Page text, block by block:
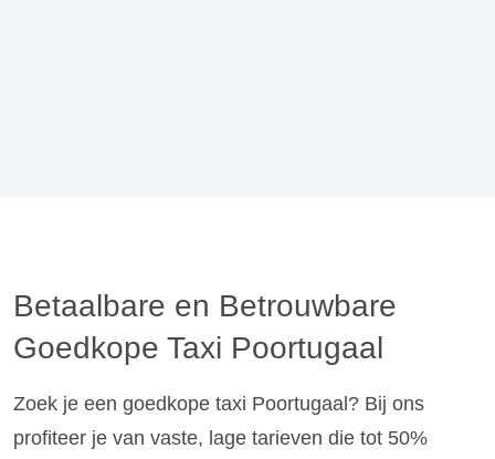
Betaalbare en Betrouwbare
Goedkope Taxi Poortugaal
Zoek je een goedkope taxi Poortugaal? Bij ons
profiteer je van vaste, lage tarieven die tot 50%